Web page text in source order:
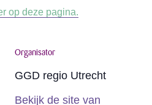
op deze pagina.
Organisator
GGD regio Utrecht
Bekijk de site van